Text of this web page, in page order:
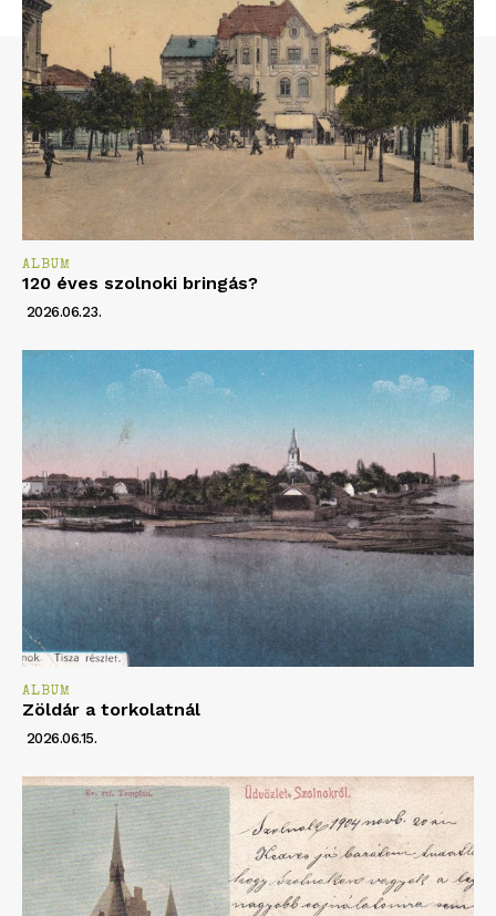
ALBUM
120 éves szolnoki bringás?
2026.06.23.
ALBUM
Zöldár a torkolatnál
2026.06.15.